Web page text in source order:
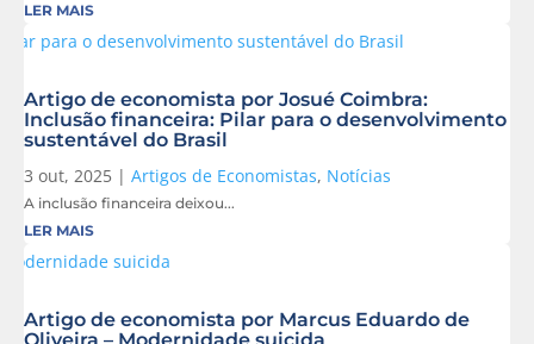
LER MAIS
Artigo de economista por Josué Coimbra:
Inclusão financeira: Pilar para o desenvolvimento
sustentável do Brasil
3 out, 2025 | Artigos de Economistas, Notícias
A inclusão financeira deixou...
LER MAIS
Artigo de economista por Marcus Eduardo de